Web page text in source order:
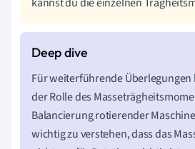
Für weiterführende
der Rolle des
Balancierung rotierender
wichtig zu verstehen, dass das